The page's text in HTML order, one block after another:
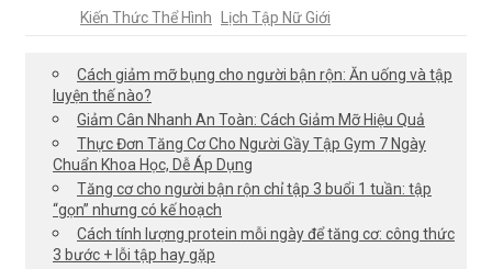
Kiến Thức Thể Hình
Lịch Tập Nữ Giới
Cách giảm mỡ bụng cho người bận rộn: Ăn uống và tập
luyện thế nào?
Giảm Cân Nhanh An Toàn: Cách Giảm Mỡ Hiệu Quả
Thực Đơn Tăng Cơ Cho Người Gầy Tập Gym 7 Ngày
Chuẩn Khoa Học, Dễ Áp Dụng
Tăng cơ cho người bận rộn chỉ tập 3 buổi 1 tuần: tập
“gọn” nhưng có kế hoạch
Cách tính lượng protein mỗi ngày để tăng cơ: công thức
3 bước + lỗi tập hay gặp